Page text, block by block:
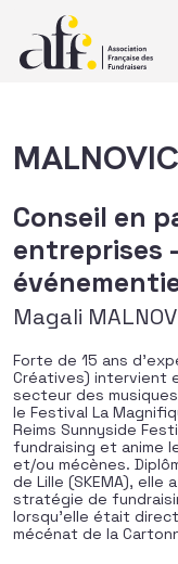
Conseil en
entreprises
Magali
Forte de 15 ans
Créatives) intervient
secteur des
le Festival La
Reims Sunnyside
fundraising et anime
et/ou mécènes.
de Lille (SKEMA),
stratégie de
lorsqu’elle était
mécénat de la